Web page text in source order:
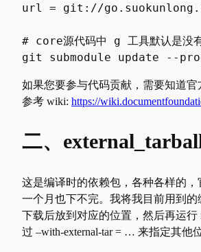
url = git://
# core源代码中 g 工具默认是没
git submodule update --
如果您要参与代码贡献，需要知道官
参考 wiki: https://
二、
这是编译时的依赖包，各种各样的，
一个月也下不完。我将我目前用到
下载后放到对应的位置，然后再运行
过 –with-external-tar = … 来指定其他